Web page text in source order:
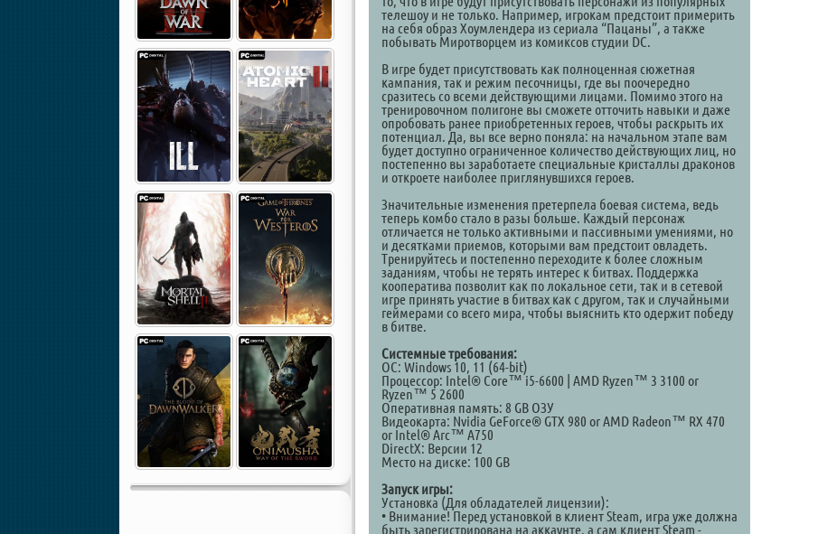
телешоу и не только. Например, игрокам предстоит примерить
на себя образ Хоумлендера из сериала “Пацаны”, а также
побывать Миротворцем из комиксов студии DC.
В игре будет присутствовать как полноценная сюжетная
кампания, так и режим песочницы, где вы поочередно
сразитесь со всеми действующими лицами. Помимо этого на
тренировочном полигоне вы сможете отточить навыки и даже
опробовать ранее приобретенных героев, чтобы раскрыть их
потенциал. Да, вы все верно поняла: на начальном этапе вам
будет доступно ограниченное количество действующих лиц, но
постепенно вы заработаете специальные кристаллы драконов
и откроете наиболее приглянувшихся героев.
Значительные изменения претерпела боевая система, ведь
теперь комбо стало в разы больше. Каждый персонаж
отличается не только активными и пассивными умениями, но
и десятками приемов, которыми вам предстоит овладеть.
Тренируйтесь и постепенно переходите к более сложным
заданиям, чтобы не терять интерес к битвах. Поддержка
кооператива позволит как по локальное сети, так и в сетевой
игре принять участие в битвах как с другом, так и случайными
геймерами со всего мира, чтобы выяснить кто одержит победу
в битве.
Системные требования:
ОС: Windows 10, 11 (64-bit)
Процессор: Intel® Core™ i5-6600 | AMD Ryzen™ 3 3100 or
Ryzen™ 5 2600
Оперативная память: 8 GB ОЗУ
Видеокарта: Nvidia GeForce® GTX 980 or AMD Radeon™ RX 470
or Intel® Arc™ A750
DirectX: Версии 12
Место на диске: 100 GB
Запуск игры:
Установка (Для обладателей лицензии):
• Внимание! Перед установкой в клиент Steam, игра уже должна
быть зарегистрирована на аккаунте, а сам клиент Steam -